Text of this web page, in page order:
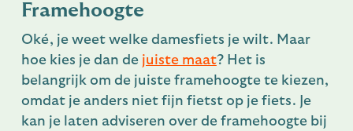
Framehoogte
Oké, je weet welke damesfiets je wilt. Maar
hoe kies je dan de juiste maat? Het is
belangrijk om de juiste framehoogte te kiezen,
omdat je anders niet fijn fietst op je fiets. Je
kan je laten adviseren over de framehoogte bij